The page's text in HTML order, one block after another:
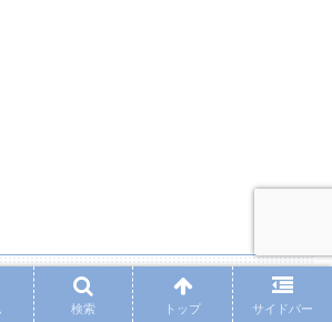
】薄幸（みゆき）の子役時代
？「1リットルの涙」に出演
検索 トップ サイドバー